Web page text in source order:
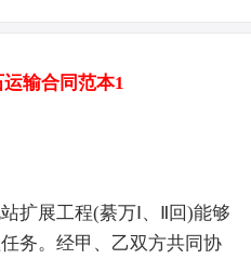
输合同范本1
扩展工程(綦万Ⅰ、Ⅱ回)能够
务。经甲、乙双方共同协